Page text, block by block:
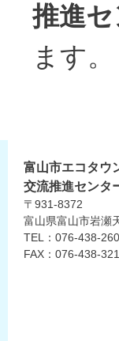
推進
ます。
富山市エコタウ
交流推進センタ
〒931-8372
富山県富山市岩瀬
TEL：076-438-
FAX：076-438-